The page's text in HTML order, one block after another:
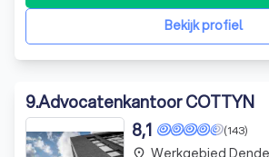
kunnen versterken door eenBekijk profiel
9.Advocatenkantoor COTTYN
(143)
8,1
place Werkgebied